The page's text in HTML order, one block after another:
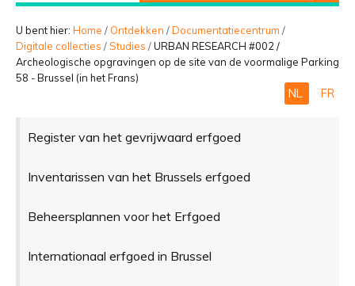
BELEVEN
Geavanceerd
zoeken...
U bent hier: Home / Ontdekken /Documentatiecentrum /
Digitale collecties /Studies /URBAN RESEARCH #002 /
Archeologische opgravingen op de site van de voormalige Parking
58 - Brussel (in het Frans)
NL FR
Register van het gevrijwaard erfgoed
Inventarissen van het Brussels erfgoed
Beheersplannen voor het Erfgoed
Internationaal erfgoed in Brussel